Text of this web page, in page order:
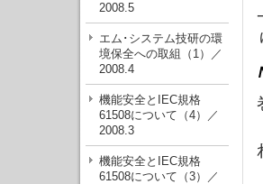
2008.5
エム･システム技研の環
境保全への取組（1）／
2008.4
機能安全とIEC規格
61508について（4）／
2008.3
機能安全とIEC規格
61508について（3）／